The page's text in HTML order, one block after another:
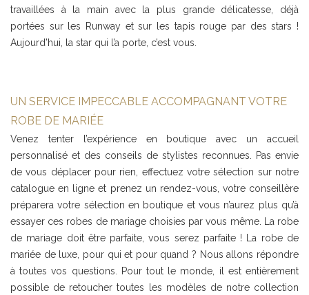
travaillées à la main avec la plus grande délicatesse, déjà
portées sur les Runway et sur les tapis rouge par des stars !
Aujourd’hui, la star qui l’a porte, c’est vous.
UN SERVICE IMPECCABLE ACCOMPAGNANT VOTRE
ROBE DE MARIÉE
Venez tenter l’expérience en boutique avec un accueil
personnalisé et des conseils de stylistes reconnues. Pas envie
de vous déplacer pour rien, effectuez votre sélection sur notre
catalogue en ligne et prenez un rendez-vous, votre conseillère
préparera votre sélection en boutique et vous n’aurez plus qu’à
essayer ces robes de mariage choisies par vous même. La robe
de mariage doit être parfaite, vous serez parfaite ! La robe de
mariée de luxe, pour qui et pour quand ? Nous allons répondre
à toutes vos questions. Pour tout le monde, il est entièrement
possible de retoucher toutes les modèles de notre collection